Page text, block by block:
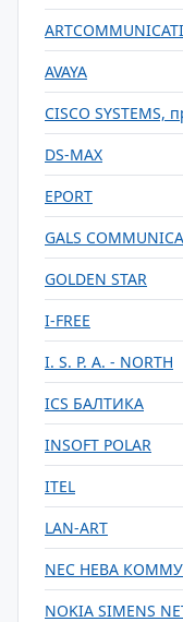
AVAYA
CISCO SYSTEMS,
DS-MAX
EPORT
GALS
GOLDEN STAR
I-FREE
I. S. P. A. - NORTH
ICS БАЛТИКА
INSOFT POLAR
ITEL
LAN-ART
NEC НЕВА
NOKIA SIMENS